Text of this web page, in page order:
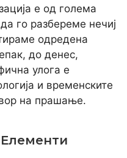
е од голема
го разбереме нечиј
одредена
до денес,
улога е
и временските
на прашање.